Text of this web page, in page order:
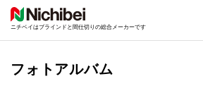
ニチベイはブラインドと間仕切りの総合メーカーです
フォトアルバム